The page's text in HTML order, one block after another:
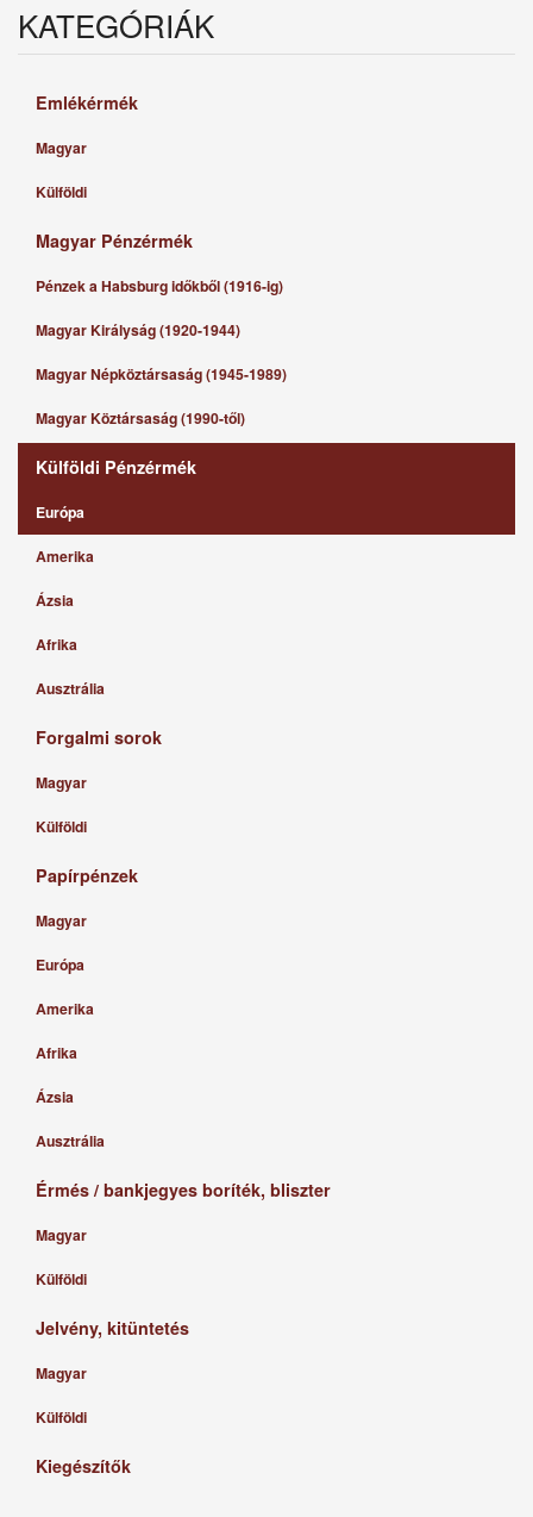
KATEGÓRIÁK
Emlékérmék
Magyar
Külföldi
Magyar Pénzérmék
Pénzek a Habsburg időkből (1916-ig)
Magyar Királyság (1920-1944)
Magyar Népköztársaság (1945-1989)
Magyar Köztársaság (1990-től)
Külföldi Pénzérmék
Európa
Amerika
Ázsia
Afrika
Ausztrália
Forgalmi sorok
Magyar
Külföldi
Papírpénzek
Magyar
Európa
Amerika
Afrika
Ázsia
Ausztrália
Érmés / bankjegyes boríték, bliszter
Magyar
Külföldi
Jelvény, kitüntetés
Magyar
Külföldi
Kiegészítők